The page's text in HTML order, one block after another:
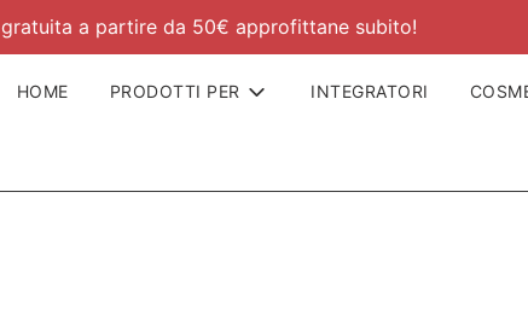
a partire da 50€ approfittane subito!
HOME PRODOTTI PER INTEGRATORI